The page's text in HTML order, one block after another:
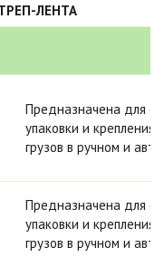
ЛЕНТА
Предназначена для
упаковки и крепления
грузов в ручном и
Предназначена для
упаковки и крепления
грузов в ручном и